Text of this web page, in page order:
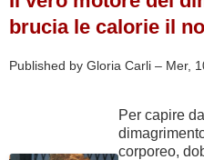
APD)?
Le
degli
prima
del
2023
brucia le calorie il
Published by Gloria Carli – Mer,
Per capire
corporeo,